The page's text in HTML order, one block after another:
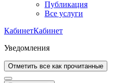
Публикация
Все услуги
КабинетКабинет
Уведомления
Отметить все как прочитанные